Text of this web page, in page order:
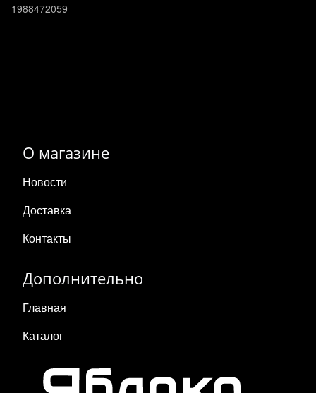
1988472059
О магазине
Новости
Доставка
Контакты
Дополнительно
Главная
Каталог